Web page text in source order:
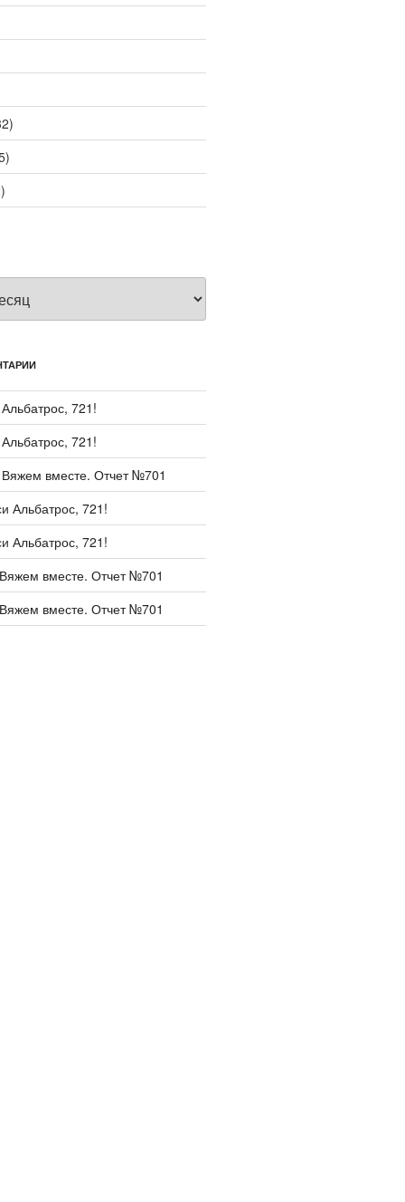
Альбатрос, 721!
Альбатрос, 721!
Вяжем вместе. Отчет №701
Альбатрос, 721!
Альбатрос, 721!
вместе. Отчет №701
вместе. Отчет №701